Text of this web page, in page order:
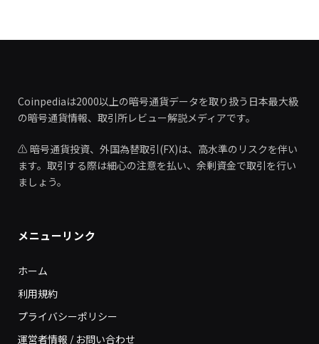
Coinpediaは2000以上の暗号通貨データを取り扱う日本最大級
の暗号通貨情報、取引所レビュー解説メディアです。
⚠️ 暗号通貨投資、外国為替取引(FX)は、高水準のリスクを伴い
ます。取引する際は細心の注意を払い、余剰資金で取引を行い
ましょう。
メニューリンク
ホーム
利用規約
プライバシーポリシー
運営者情報 / お問い合わせ